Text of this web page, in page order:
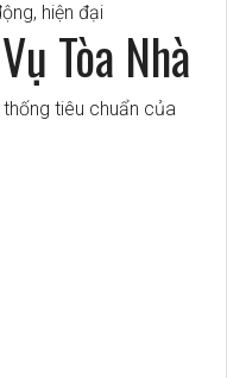
hiện đại
Tòa Nhà
tiêu chuẩn của